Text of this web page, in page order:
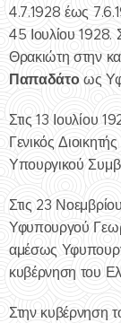
4.7.1928 έως
45 Ιουλίου 1928.
Θρακιώτη στην
Παπαδάτοως
Στις 13 Ιουλίου
Γενικός
Υπουργικού
Στις 23
Υφυπουργού
αμέσως
κυβέρνηση του
Στην κυβέρνηση